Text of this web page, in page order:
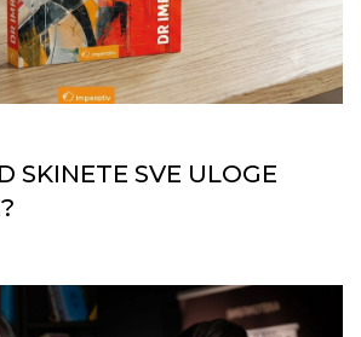
SKINETE SVE ULOGE